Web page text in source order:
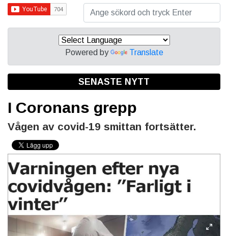
Powered by Translate
SENASTE NYTT
I Coronans grepp
Vågen av covid-19 smittan fortsätter.